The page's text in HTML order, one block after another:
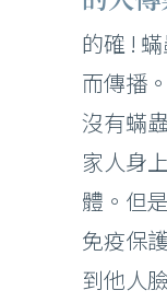
的確 !
而傳播
沒有蟎
家人身
體。但
免疫保
到他人